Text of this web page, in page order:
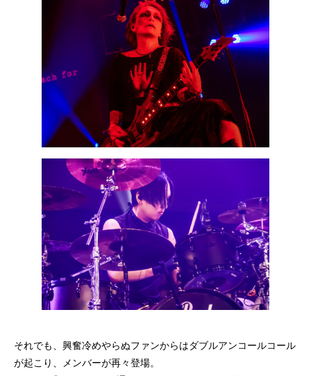
それでも、興奮冷めやらぬファンからはダブルアンコールコール
が起こり、メンバーが再々登場。